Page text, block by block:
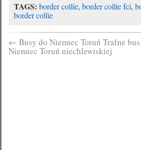
TAGS: border collie,border collie fci,
border collie
← Busy do Niemiec Toruń Trafne
Niemiec Toruń niechlewiskiej